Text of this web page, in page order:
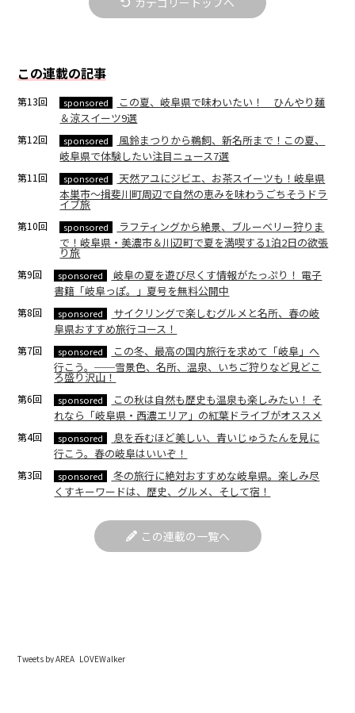
この連載の記事
第13回 sponsored
この夏、岐阜県で味わいたい！ ひんやり麺
＆涼スイーツ9選
第12回 sponsored
風鈴まつりから鵜飼、新名所まで！この夏、
岐阜県で体験したい注目ニュース7選
第11回 sponsored
天然アユにジビエ、お茶スイーツも！岐阜県
本巣市～揖斐川町周辺で自然の恵みを味わうごちそうドラ
イブ旅
第10回 sponsored
ラフティングから絶景、ブルーベリー狩りま
で！岐阜県・美濃市＆川辺町で夏を満喫する1泊2日の欲張
り旅
第9回 sponsored
岐阜の夏を遊び尽くす情報がたっぷり！ 電子
書籍「岐阜っぽ。」夏号を無料公開中
第8回 sponsored
サイクリングで楽しむグルメと名所、春の岐
阜県おすすめ旅行コース！
第7回 sponsored
この冬、最高の国内旅行を求めて「岐阜」へ
行こう。──雪景色、名所、温泉、いちご狩りなど見どこ
ろ盛り沢山！
第6回 sponsored
この秋は自然も歴史も温泉も楽しみたい！ そ
れなら「岐阜県・西濃エリア」の紅葉ドライブがオススメ
第4回 sponsored
息を呑むほど美しい、青いじゅうたんを見に
行こう。春の岐阜はいいぞ！
第3回 sponsored
冬の旅行に絶対おすすめな岐阜県。楽しみ尽
くすキーワードは、歴史、グルメ、そして宿！
この連載の一覧へ
Tweets by AREA_LOVEWalker